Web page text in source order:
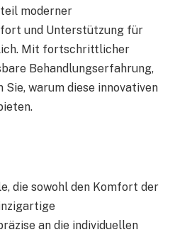
moderner
und Unterstützung für
Mit fortschrittlicher
Behandlungserfahrung,
warum diese innovativen
die sowohl den Komfort der
an die individuellen